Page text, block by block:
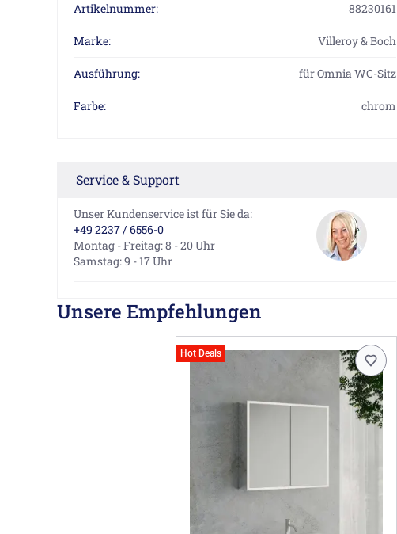
Artikelnummer: 88230161
Marke: Villeroy & Boch
Ausführung: für Omnia WC-Sitz
Farbe: chrom
Service & Support
Unser Kundenservice ist für Sie da:
+49 2237 / 6556-0
Montag - Freitag: 8 - 20 Uhr
Samstag: 9 - 17 Uhr
Unsere Empfehlungen
Hot Deals